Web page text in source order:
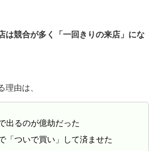
は競合が多く「一回きりの来店」にな
理由は、
出るのが億劫だった
「ついで買い」して済ませた